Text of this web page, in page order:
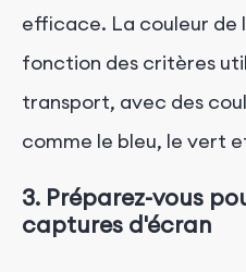
efficace. La couleur de
fonction des critères
transport, avec des
comme le bleu, le vert
3. Préparez-vous
captures d'écran